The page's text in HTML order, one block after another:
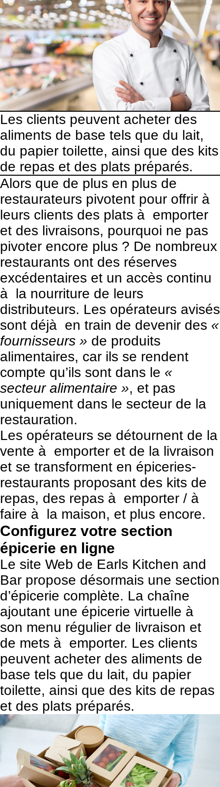
Les clients peuvent acheter des
aliments de base tels que du lait,
du papier toilette, ainsi que des kits
de repas et des plats préparés.
Alors que de plus en plus de
restaurateurs pivotent pour offrir à
leurs clients des plats à emporter
et des livraisons, pourquoi ne pas
pivoter encore plus ? De nombreux
restaurants ont des réserves
excédentaires et un accès continu
à la nourriture de leurs
distributeurs. Les opérateurs avisés
sont déjà en train de devenir des «
fournisseurs » de produits
alimentaires, car ils se rendent
compte qu’ils sont dans le «
secteur alimentaire », et pas
uniquement dans le secteur de la
restauration.
Les opérateurs se détournent de la
vente à emporter et de la livraison
et se transforment en épiceries-
restaurants proposant des kits de
repas, des repas à emporter / à
faire à la maison, et plus encore.
Configurez votre section
épicerie en ligne
Le site Web de Earls Kitchen and
Bar propose désormais une section
d’épicerie complète. La chaîne
ajoutant une épicerie virtuelle à
son menu régulier de livraison et
de mets à emporter. Les clients
peuvent acheter des aliments de
base tels que du lait, du papier
toilette, ainsi que des kits de repas
et des plats préparés.